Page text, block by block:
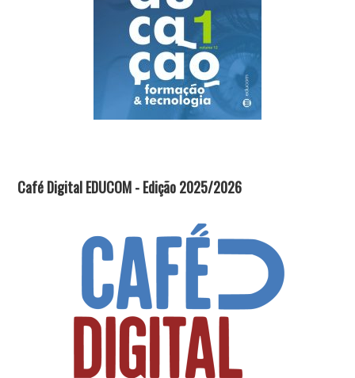
Café Digital EDUCOM - Edição 2025/2026